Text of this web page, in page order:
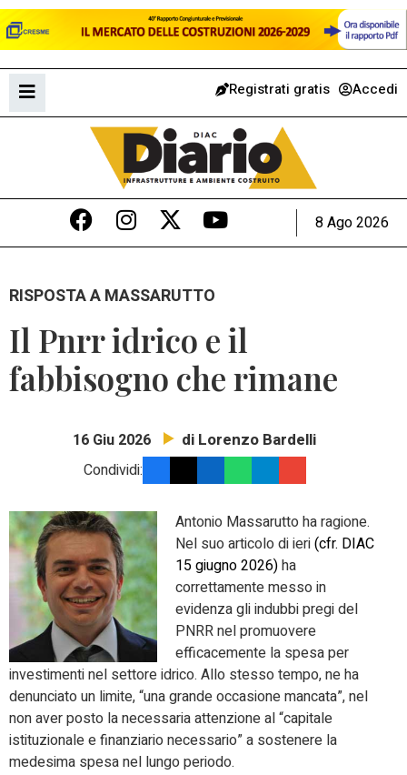
Registrati gratis Accedi
8 Ago 2026
RISPOSTA A MASSARUTTO
Il Pnrr idrico e il
fabbisogno che rimane
16 Giu 2026 di Lorenzo Bardelli
Condividi:
Antonio Massarutto ha ragione.
Nel suo articolo di ieri(cfr. DIAC
15 giugno 2026)ha
correttamente messo in
evidenza gli indubbi pregi del
PNRR nel promuovere
efficacemente la spesa per
investimenti nel settore idrico. Allo stesso tempo, ne ha
denunciato un limite, “una grande occasione mancata”, nel
non aver posto la necessaria attenzione al “capitale
istituzionale e finanziario necessario” a sostenere la
medesima spesa nel lungo periodo.